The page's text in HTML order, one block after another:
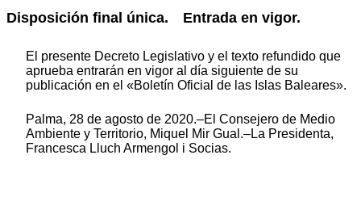
Disposición final única. Entrada en vigor.
El presente Decreto Legislativo y el texto refundido que
aprueba entrarán en vigor al día siguiente de su
publicación en el «Boletín Oficial de las Islas Baleares».
Palma, 28 de agosto de 2020.–El Consejero de Medio
Ambiente y Territorio, Miquel Mir Gual.–La Presidenta,
Francesca Lluch Armengol i Socias.